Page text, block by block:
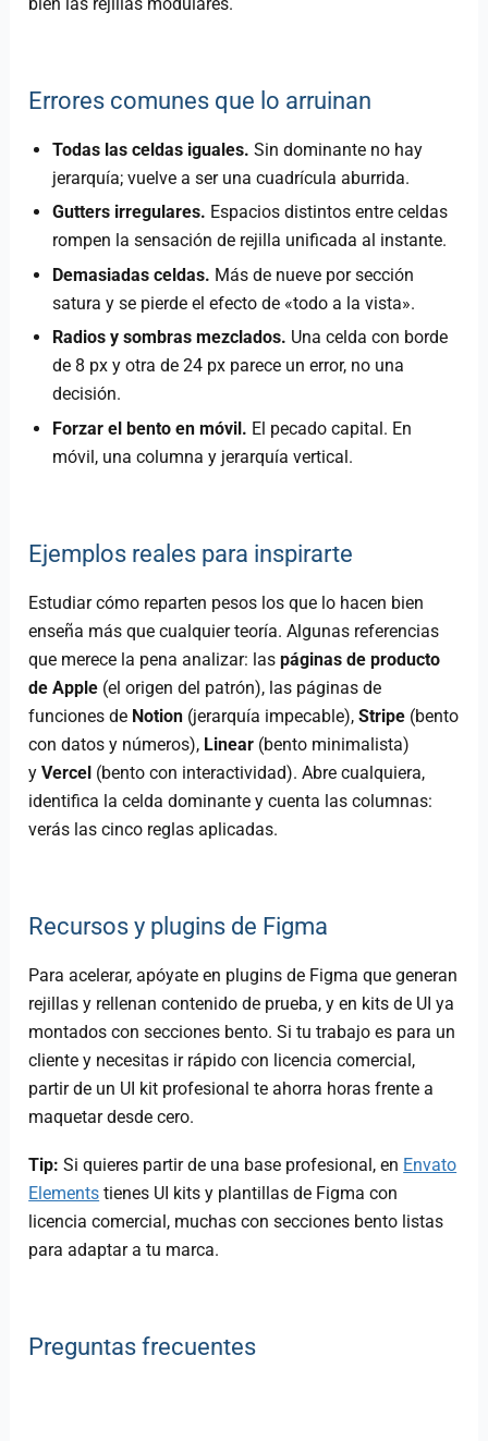
Errores comunes que lo arruinan
Todas las celdas iguales. Sin dominante no hay
jerarquía; vuelve a ser una cuadrícula aburrida.
Gutters irregulares. Espacios distintos entre celdas
rompen la sensación de rejilla unificada al instante.
Demasiadas celdas. Más de nueve por sección
satura y se pierde el efecto de «todo a la vista».
Radios y sombras mezclados. Una celda con borde
de 8 px y otra de 24 px parece un error, no una
decisión.
Forzar el bento en móvil. El pecado capital. En
móvil, una columna y jerarquía vertical.
Ejemplos reales para inspirarte
Estudiar cómo reparten pesos los que lo hacen bien
enseña más que cualquier teoría. Algunas referencias
que merece la pena analizar: laspáginas de producto
de Apple (el origen del patrón), las páginas de
funciones de Notion (jerarquía impecable),Stripe (bento
con datos y números), Linear (bento minimalista)
yVercel (bento con interactividad). Abre cualquiera,
identifica la celda dominante y cuenta las columnas:
verás las cinco reglas aplicadas.
Recursos y plugins de Figma
Para acelerar, apóyate en plugins de Figma que generan
rejillas y rellenan contenido de prueba, y en kits de UI ya
montados con secciones bento. Si tu trabajo es para un
cliente y necesitas ir rápido con licencia comercial,
partir de un UI kit profesional te ahorra horas frente a
maquetar desde cero.
Tip: Si quieres partir de una base profesional, en Envato
Elements tienes UI kits y plantillas de Figma con
licencia comercial, muchas con secciones bento listas
para adaptar a tu marca.
Preguntas frecuentes